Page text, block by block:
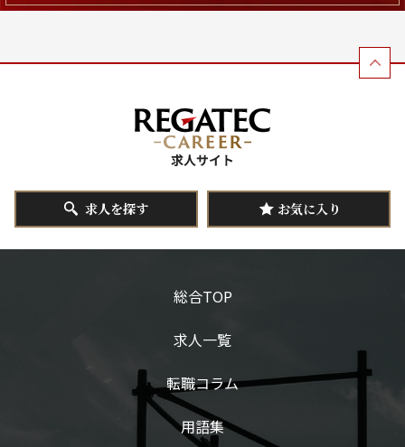
求人を探す お気に入り
総合TOP
求人一覧
転職コラム
用語集